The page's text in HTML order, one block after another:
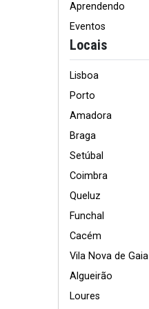
Aprendendo
Eventos
Locais
Lisboa
Porto
Amadora
Braga
Setúbal
Coimbra
Queluz
Funchal
Cacém
Vila Nova de Gaia
Algueirão
Loures